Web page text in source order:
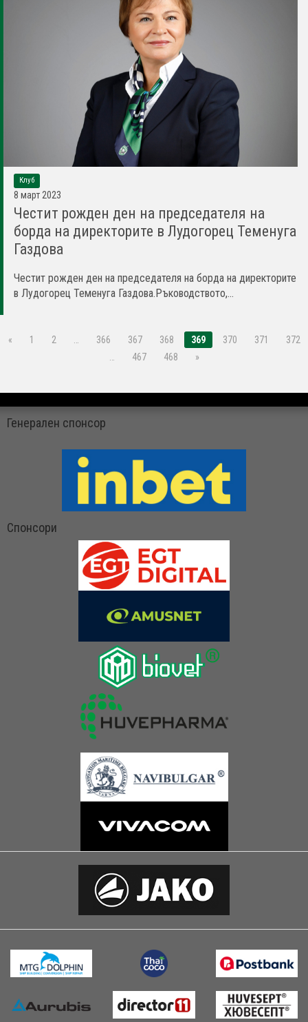
Клуб
8 март 2023
Честит рожден ден на председателя на
борда на директорите в Лудогорец Теменуга
Газдова
Честит рожден ден на председателя на борда на директорите
в Лудогорец Теменуга Газдова.Ръководството,...
« 1 2 … 366 367 368 369 370 371
372
…
467 468 »
Генерален спонсор
Спонсори